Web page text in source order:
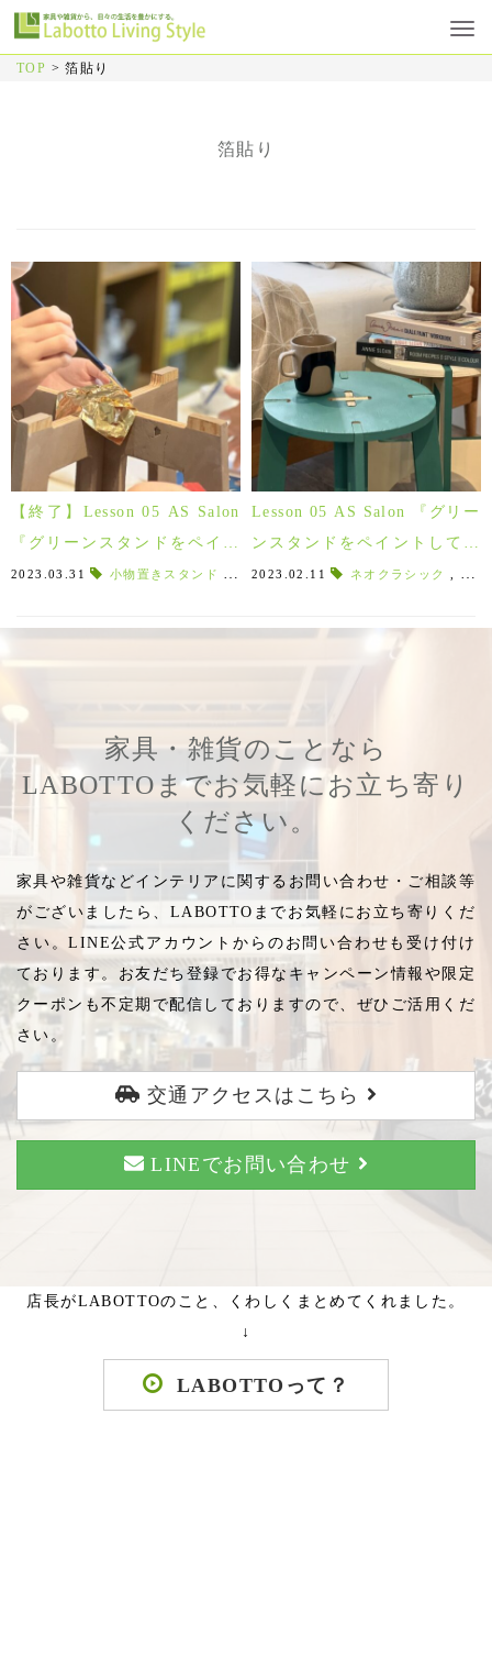
TOP >箔貼り
箔貼り
【終了】Lesson 05 AS Salon
『グリーンスタンドをペイン
トして金属箔で仕上げよう♪』
2023.03.31 小物置きスタンド 金属箔, スタンド作り,グリーンスタン
Lesson 05 AS Salon 『グリー
ンスタンドをペイントして金
属箔で仕上げよう♪』参加者募
2023.02.11 ネオクラシック
家具・雑貨のことなら
LABOTTOまでお気軽にお立ち寄り
ください。
家具や雑貨などインテリアに関するお問い合わせ・ご相談等
がございましたら、LABOTTOまでお気軽にお立ち寄りくだ
さい。LINE公式アカウントからのお問い合わせも受け付け
ております。お友だち登録でお得なキャンペーン情報や限定
クーポンも不定期で配信しておりますので、ぜひご活用くだ
さい。
交通アクセスはこちら
LINEでお問い合わせ
店長がLABOTTOのこと、くわしくまとめてくれました。
↓
LABOTTOって？